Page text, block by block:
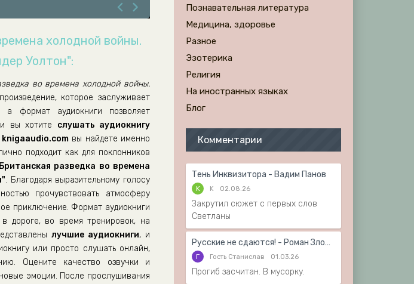
холодной войны.
Уолтон":
во времена холодной войны.
которое заслуживает
а формат аудиокниги позволяет
вы хотите слушать аудиокнигу
knigaaudio.com вы найдете именно
подходит как для поклонников
разведка во времена
. Благодаря выразительному голосу
прочувствовать атмосферу
приключение. Формат аудиокниги
дороге, во время тренировок, на
лучшие аудиокниги, и
или просто слушать онлайн,
Оцените качество озвучки и
эмоции. После прослушивания
Познавательная литература
Медицина, здоровье
Разное
Эзотерика
Религия
На иностранных языках
Блог
Комментарии
Тень Инквизитора - Вадим Панов
K K 02.08.26
Закрутил сюжет с первых слов
Светланы
Русские не сдаются! - Роман Злотников
Г Гость Станислав 01.03.26
Прогиб засчитан. В мусорку.